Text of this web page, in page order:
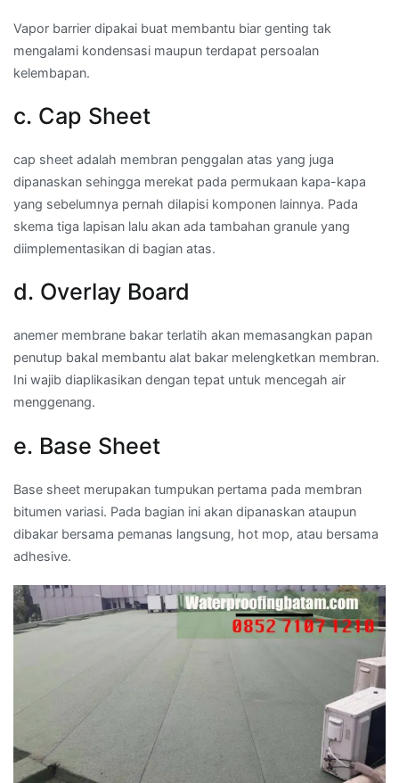
Vapor barrier dipakai buat membantu biar genting tak
mengalami kondensasi maupun terdapat persoalan
kelembapan.
c. Cap Sheet
cap sheet adalah membran penggalan atas yang juga
dipanaskan sehingga merekat pada permukaan kapa-kapa
yang sebelumnya pernah dilapisi komponen lainnya. Pada
skema tiga lapisan lalu akan ada tambahan granule yang
diimplementasikan di bagian atas.
d. Overlay Board
anemer membrane bakar terlatih akan memasangkan papan
penutup bakal membantu alat bakar melengketkan membran.
Ini wajib diaplikasikan dengan tepat untuk mencegah air
menggenang.
e. Base Sheet
Base sheet merupakan tumpukan pertama pada membran
bitumen variasi. Pada bagian ini akan dipanaskan ataupun
dibakar bersama pemanas langsung, hot mop, atau bersama
adhesive.